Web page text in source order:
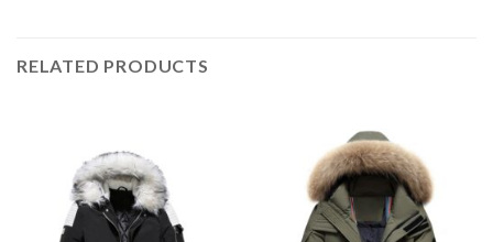
RELATED PRODUCTS